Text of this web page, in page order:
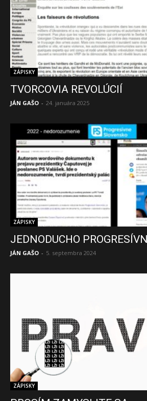
ZÁPISKY
TVORCOVIA REVOLÚCIÍ
JÁN GAŠO - 24. januára 2025
ZÁPISKY
JEDNODUCHO
JÁN GAŠO - 5. septembra 2024
ZÁPISKY